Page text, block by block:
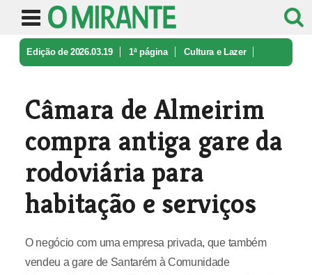
Edição de 2026.03.19 1ª página Cultura e Lazer
Câmara de Almeirim
compra antiga gare da
rodoviária para
habitação e serviços
O negócio com uma empresa privada, que também
vendeu a gare de Santarém à Comunidade